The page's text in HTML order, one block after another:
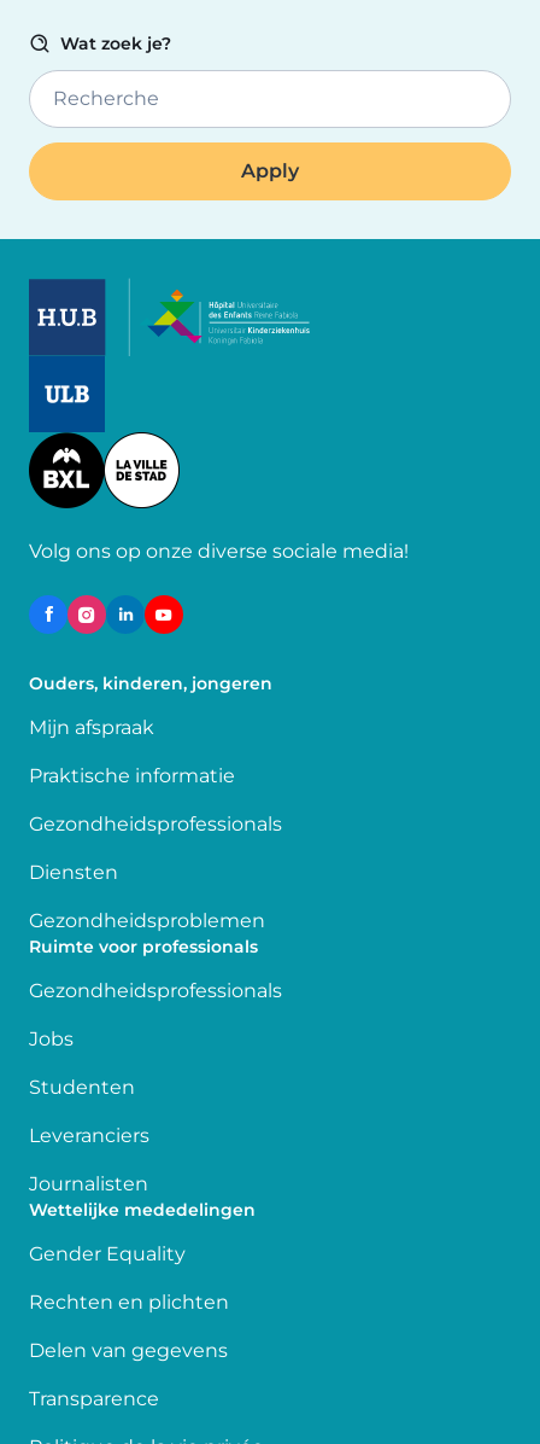
Wat zoek je?
Recherche
Image
Volg ons op onze diverse sociale media!
Ouders, kinderen, jongeren
Mijn afspraak
Praktische informatie
Gezondheidsprofessionals
Diensten
Gezondheidsproblemen
Ruimte voor professionals
Gezondheidsprofessionals
Jobs
Studenten
Leveranciers
Journalisten
Wettelijke mededelingen
Gender Equality
Rechten en plichten
Delen van gegevens
Transparence